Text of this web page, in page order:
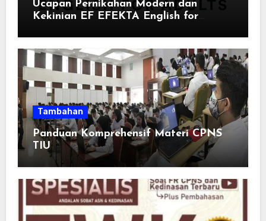
Ucapan Pernikahan Modern dan
Kekinian EF EFEKTA English for
Momen Spesial Semakin Berarti
Tambahan
Panduan Komprehensif Materi CPNS
TIU